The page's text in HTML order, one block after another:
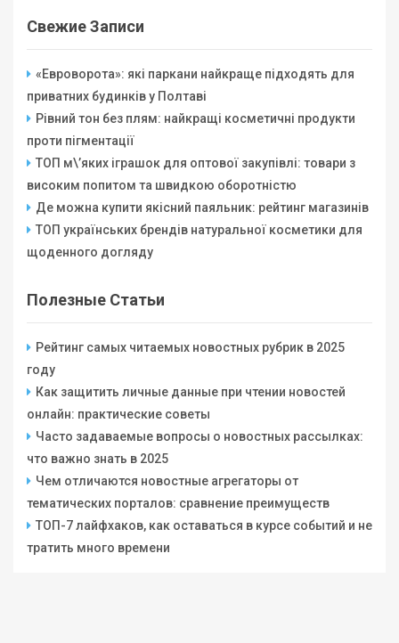
Свежие Записи
«Евроворота»: які паркани найкраще підходять для
приватних будинків у Полтаві
Рівний тон без плям: найкращі косметичні продукти
проти пігментації
ТОП м\’яких іграшок для оптової закупівлі: товари з
високим попитом та швидкою оборотністю
Де можна купити якісний паяльник: рейтинг магазинів
ТОП українських брендів натуральної косметики для
щоденного догляду
Полезные Статьи
Рейтинг самых читаемых новостных рубрик в 2025
году
Как защитить личные данные при чтении новостей
онлайн: практические советы
Часто задаваемые вопросы о новостных рассылках:
что важно знать в 2025
Чем отличаются новостные агрегаторы от
тематических порталов: сравнение преимуществ
ТОП-7 лайфхаков, как оставаться в курсе событий и не
тратить много времени